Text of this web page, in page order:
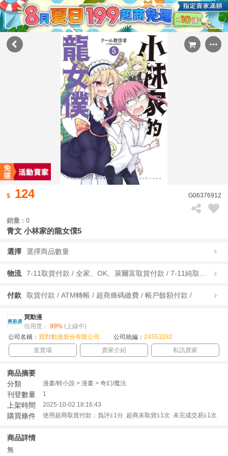
124 G06376912
銷量 : 0
青文 小林家的龍女僕5
選擇 選擇商品數量
物流
付款 取貨付款 / ATM轉帳 / 超商條碼繳費 / 帳戶餘額付款 /
買動漫
信用度： 99% (上線中)
公司名稱： 買對動漫股份有限公司 公司統編： 24553282
逛賣場
賣家介紹 私訊賣家
商品摘要
分類
漫畫/輕小說 > 漫畫 > 奇幻/魔法
刊登數量 1
上架時間 2025-10-02 18:16:43
購買條件 使用超商取貨付款：負評≦1分 超商未取貨≦1次 未完成交易≦1次
商品詳情
無